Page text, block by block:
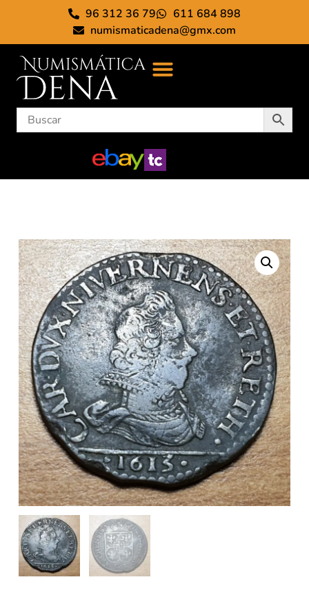
96 312 36 79
611 684 898
numismaticadena@gmx.com